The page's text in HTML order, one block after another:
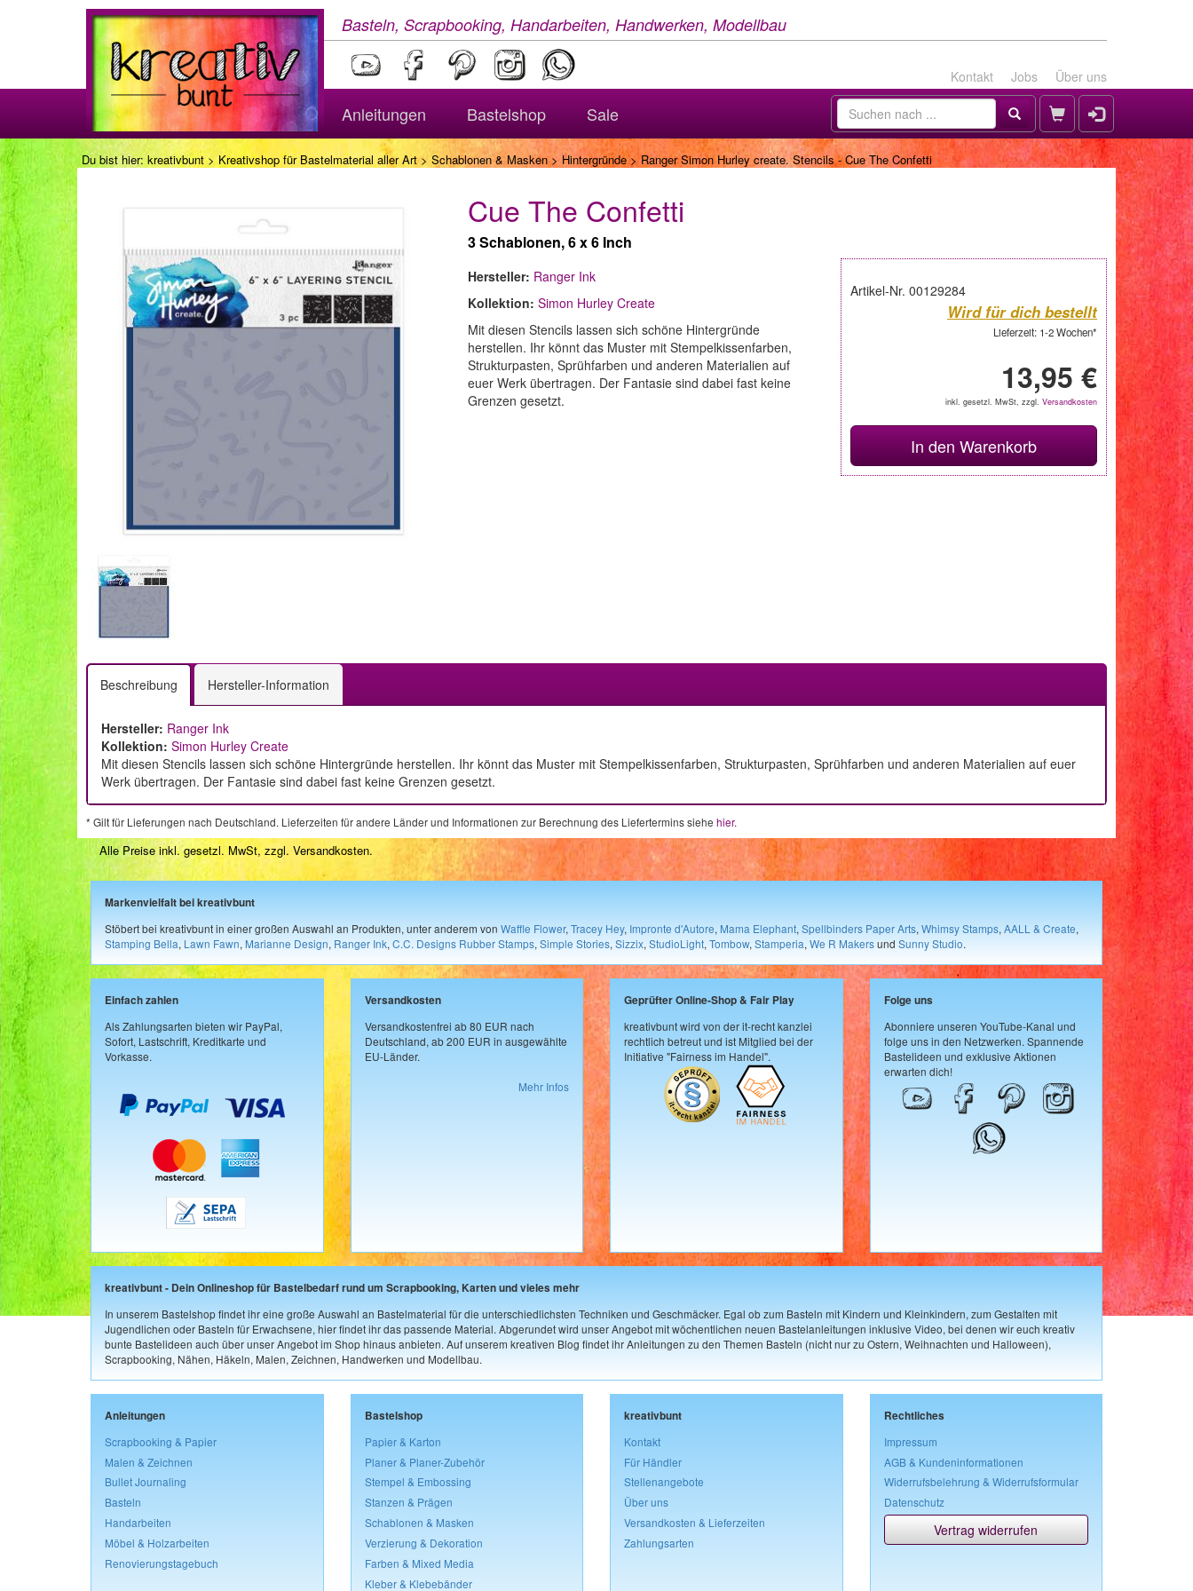
Basteln, Scrapbooking, Handarbeiten, Handwerken, Modellbau
Kontakt Jobs Über uns
Anleitungen Bastelshop Sale
Du bist hier: kreativbunt > Kreativshop für Bastelmaterial aller Art> Schablonen & Masken>Hintergründe> Ranger Simon Hurley create. Stencils - Cue The Confetti
Cue The Confetti
3 Schablonen, 6 x 6 Inch
Artikel-Nr. 00129284
Wird für dich bestellt
Lieferzeit: 1-2 Wochen*
13,95 €
inkl. gesetzl. MwSt, zzgl. Versandkosten
In den Warenkorb
Hersteller: Ranger Ink
Kollektion: Simon Hurley Create
Mit diesen Stencils lassen sich schöne Hintergründe
herstellen. Ihr könnt das Muster mit Stempelkissenfarben,
Strukturpasten, Sprühfarben und anderen Materialien auf
euer Werk übertragen. Der Fantasie sind dabei fast keine
Grenzen gesetzt.
Beschreibung Hersteller-Information
Hersteller: Ranger Ink
Kollektion: Simon Hurley Create
Mit diesen Stencils lassen sich schöne Hintergründe herstellen. Ihr könnt das Muster mit Stempelkissenfarben, Strukturpasten, Sprühfarben und anderen Materialien auf euer
Werk übertragen. Der Fantasie sind dabei fast keine Grenzen gesetzt.
* Gilt für Lieferungen nach Deutschland. Lieferzeiten für andere Länder und Informationen zur Berechnung des Liefertermins siehe hier.
Alle Preise inkl. gesetzl. MwSt, zzgl. Versandkosten.
Markenvielfalt bei kreativbunt
Stöbert bei kreativbunt in einer großen Auswahl an Produkten, unter anderem von Waffle Flower, Tracey Hey, Impronte d'Autore, Mama Elephant, Spellbinders Paper Arts, Whimsy Stamps, AALL & Create,
Stamping Bella, Lawn Fawn, Marianne Design, Ranger Ink, C.C. Designs Rubber Stamps, Simple Stories, Sizzix, StudioLight, Tombow, Stamperia, We R Makersund Sunny Studio.
Einfach zahlen
Als Zahlungsarten bieten wir PayPal,
Sofort, Lastschrift, Kreditkarte und
Vorkasse.
Versandkosten
Versandkostenfrei ab 80 EUR nach
Deutschland, ab 200 EUR in ausgewählte
EU-Länder.
Mehr Infos
Geprüfter Online-Shop & Fair Play
kreativbunt wird von der it-recht kanzlei
rechtlich betreut und ist Mitglied bei der
Initiative "Fairness im Handel".
Folge uns
Abonniere unseren YouTube-Kanal und
folge uns in den Netzwerken. Spannende
Bastelideen und exklusive Aktionen
erwarten dich!
kreativbunt - Dein Onlineshop für Bastelbedarf rund um Scrapbooking, Karten und vieles mehr
In unserem Bastelshop findet ihr eine große Auswahl an Bastelmaterial für die unterschiedlichsten Techniken und Geschmäcker. Egal ob zum Basteln mit Kindern und Kleinkindern, zum Gestalten mit
Jugendlichen oder Basteln für Erwachsene, hier findet ihr das passende Material. Abgerundet wird unser Angebot mit wöchentlichen neuen Bastelanleitungen inklusive Video, bei denen wir euch kreativ
bunte Bastelideen auch über unser Angebot im Shop hinaus anbieten. Auf unserem kreativen Blog findet ihr Anleitungen zu den Themen Basteln (nicht nur zu Ostern, Weihnachten und Halloween),
Scrapbooking, Nähen, Häkeln, Malen, Zeichnen, Handwerken und Modellbau.
Anleitungen
Scrapbooking & Papier
Malen & Zeichnen
Bullet Journaling
Basteln
Handarbeiten
Möbel & Holzarbeiten
Renovierungstagebuch
Bastelshop
Papier & Karton
Planer & Planer-Zubehör
Stempel & Embossing
Stanzen & Prägen
Schablonen & Masken
Verzierung & Dekoration
Farben & Mixed Media
Kleber & Klebebänder
kreativbunt
Kontakt
Für Händler
Stellenangebote
Über uns
Versandkosten & Lieferzeiten
Zahlungsarten
Rechtliches
Impressum
AGB & Kundeninformationen
Widerrufsbelehrung & Widerrufsformular
Datenschutz
Vertrag widerrufen